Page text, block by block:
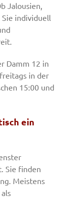
Jalousien,
individuell
Damm 12 in
in der
15:00 und
ein
Sie finden
Meistens